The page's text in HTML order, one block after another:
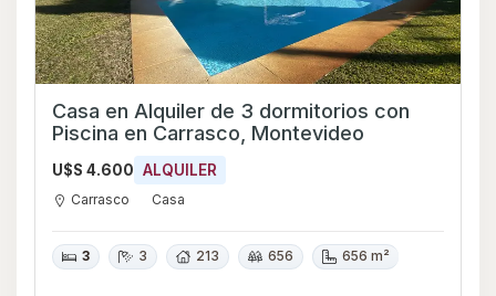
Casa en Alquiler de 3 dormitorios con
Piscina en Carrasco, Montevideo
U$S 4.600 ALQUILER
Carrasco Casa
3 3 213 656 656 m²